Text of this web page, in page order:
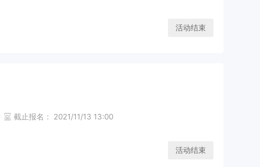
活动结束
截止报名： 2021/11/13 13:00
活动结束